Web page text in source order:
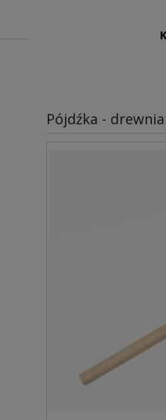
Pójdźka -